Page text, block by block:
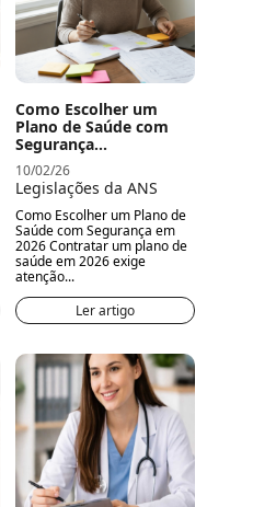
Como Escolher um
Plano de Saúde com
Segurança...
10/02/26
Legislações da ANS
Como Escolher um Plano de
Saúde com Segurança em
2026 Contratar um plano de
saúde em 2026 exige
atenção...
Ler artigo